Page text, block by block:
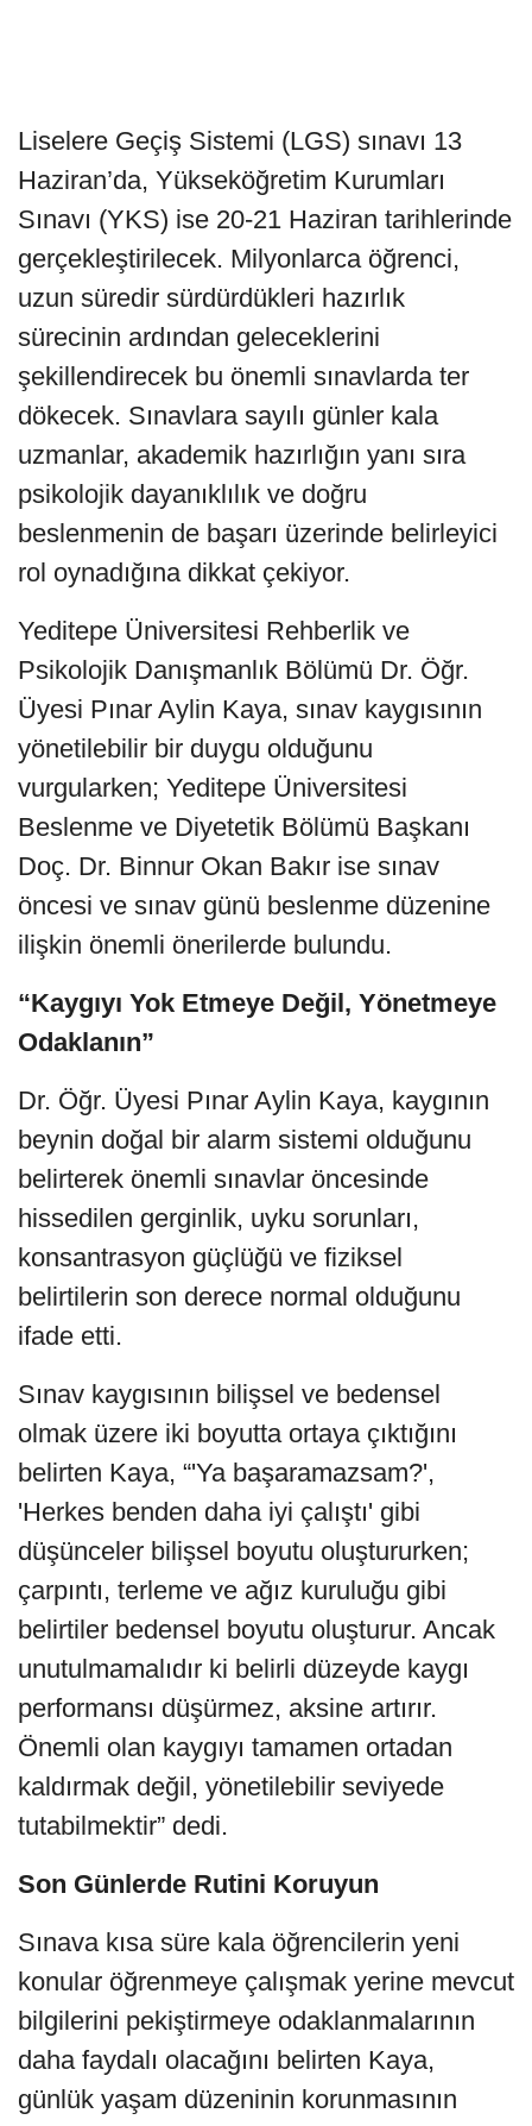
Liselere Geçiş Sistemi (LGS) sınavı 13
Haziran’da, Yükseköğretim Kurumları
Sınavı (YKS) ise 20-21 Haziran tarihlerinde
gerçekleştirilecek. Milyonlarca öğrenci,
uzun süredir sürdürdükleri hazırlık
sürecinin ardından geleceklerini
şekillendirecek bu önemli sınavlarda ter
dökecek. Sınavlara sayılı günler kala
uzmanlar, akademik hazırlığın yanı sıra
psikolojik dayanıklılık ve doğru
beslenmenin de başarı üzerinde belirleyici
rol oynadığına dikkat çekiyor.
Yeditepe Üniversitesi Rehberlik ve
Psikolojik Danışmanlık Bölümü Dr. Öğr.
Üyesi Pınar Aylin Kaya, sınav kaygısının
yönetilebilir bir duygu olduğunu
vurgularken; Yeditepe Üniversitesi
Beslenme ve Diyetetik Bölümü Başkanı
Doç. Dr. Binnur Okan Bakır ise sınav
öncesi ve sınav günü beslenme düzenine
ilişkin önemli önerilerde bulundu.
“Kaygıyı Yok Etmeye Değil, Yönetmeye
Odaklanın”
Dr. Öğr. Üyesi Pınar Aylin Kaya, kaygının
beynin doğal bir alarm sistemi olduğunu
belirterek önemli sınavlar öncesinde
hissedilen gerginlik, uyku sorunları,
konsantrasyon güçlüğü ve fiziksel
belirtilerin son derece normal olduğunu
ifade etti.
Sınav kaygısının bilişsel ve bedensel
olmak üzere iki boyutta ortaya çıktığını
belirten Kaya, “'Ya başaramazsam?',
'Herkes benden daha iyi çalıştı' gibi
düşünceler bilişsel boyutu oluştururken;
çarpıntı, terleme ve ağız kuruluğu gibi
belirtiler bedensel boyutu oluşturur. Ancak
unutulmamalıdır ki belirli düzeyde kaygı
performansı düşürmez, aksine artırır.
Önemli olan kaygıyı tamamen ortadan
kaldırmak değil, yönetilebilir seviyede
tutabilmektir” dedi.
Son Günlerde Rutini Koruyun
Sınava kısa süre kala öğrencilerin yeni
konular öğrenmeye çalışmak yerine mevcut
bilgilerini pekiştirmeye odaklanmalarının
daha faydalı olacağını belirten Kaya,
günlük yaşam düzeninin korunmasının